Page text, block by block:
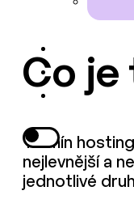
Co je
Termín
nejlevnější a
jednotlivé